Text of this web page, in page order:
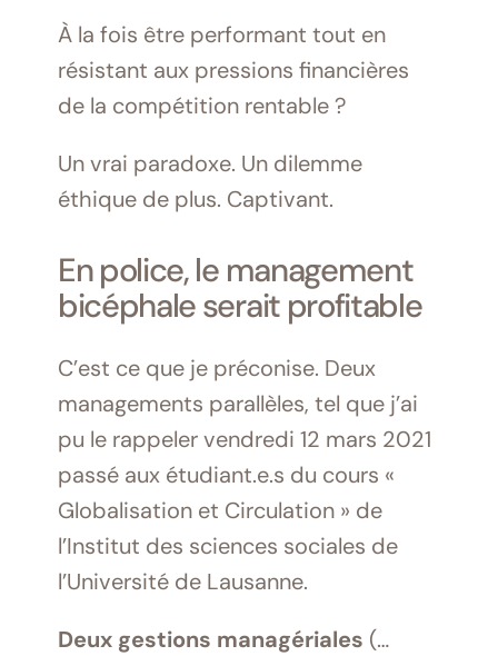
À la fois être performant tout en
résistant aux pressions financières
de la compétition rentable ?
Un vrai paradoxe. Un dilemme
éthique de plus. Captivant.
En police, le management
bicéphale serait profitable
C’est ce que je préconise. Deux
managements parallèles, tel que j’ai
pu le rappeler vendredi 12 mars 2021
passé aux étudiant.e.s du cours «
Globalisation et Circulation » de
l’Institut des sciences sociales de
l’Université de Lausanne.
Deux gestions managériales (…